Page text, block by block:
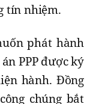
tín nhiệm.
phát hành
PPP được ký
hành. Đồng
chúng bắt